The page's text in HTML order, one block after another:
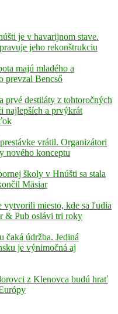
je v havarijnom stave.
jeho rekonštrukciu
majú mladého a
prevzal Bencső
prvé destiláty z tohtoročných
najlepších a prvýkrát
vrátil. Organizátori
nového konceptu
školy v Hnúšti sa stala
Mäsiar
vytvorili miesto, kde sa ľudia
& Pub oslávi tri roky
čaká údržba. Jediná
je výnimočná aj
z Klenovca budú hrať